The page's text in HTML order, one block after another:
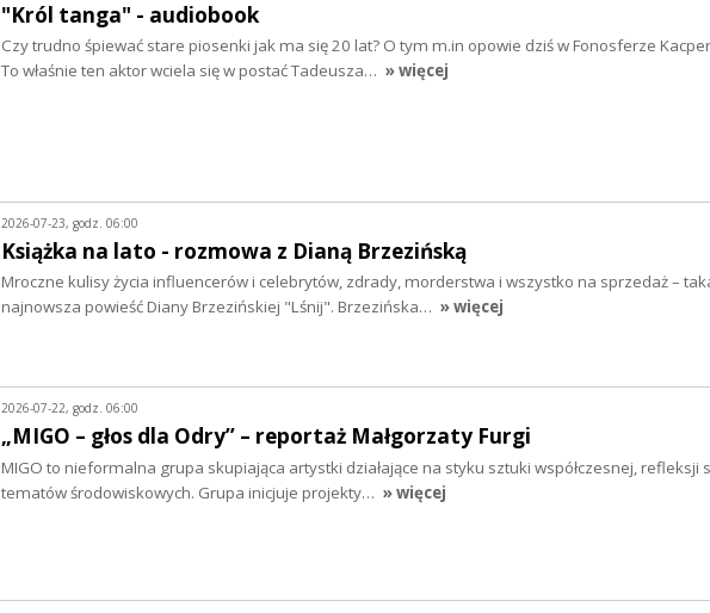
"Król tanga" - audiobook
Czy trudno śpiewać stare piosenki jak ma się 20 lat? O tym m.in opowie dziś w Fonosferze
To właśnie ten aktor wciela się w postać Tadeusza… » więcej
2026-07-23, godz. 06:00
Książka na lato - rozmowa z Dianą Brzezińską
Mroczne kulisy życia influencerów i celebrytów, zdrady, morderstwa i wszystko na sprzedaż –
najnowsza powieść Diany Brzezińskiej "Lśnij". Brzezińska… » więcej
2026-07-22, godz. 06:00
„MIGO – głos dla Odry” – reportaż Małgorzaty Furgi
MIGO to nieformalna grupa skupiająca artystki działające na styku sztuki współczesnej, refleksji
tematów środowiskowych. Grupa inicjuje projekty… » więcej